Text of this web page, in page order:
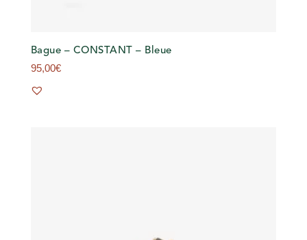
Bague – CONSTANT – Bleue
95,00€